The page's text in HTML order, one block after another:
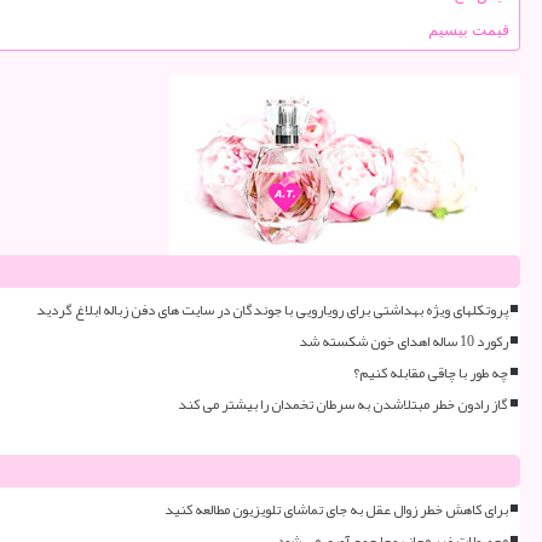
قیمت بیسیم
پروتکلهای ویژه بهداشتی برای رویارویی با جوندگان در سایت های دفن زباله ابلاغ گردید
رکورد 10 ساله اهدای خون شکسته شد
چه طور با چاقی مقابله کنیم؟
گاز رادون خطر مبتلاشدن به سرطان تخمدان را بیشتر می کند
برای کاهش خطر زوال عقل به جای تماشای تلویزیون مطالعه کنید